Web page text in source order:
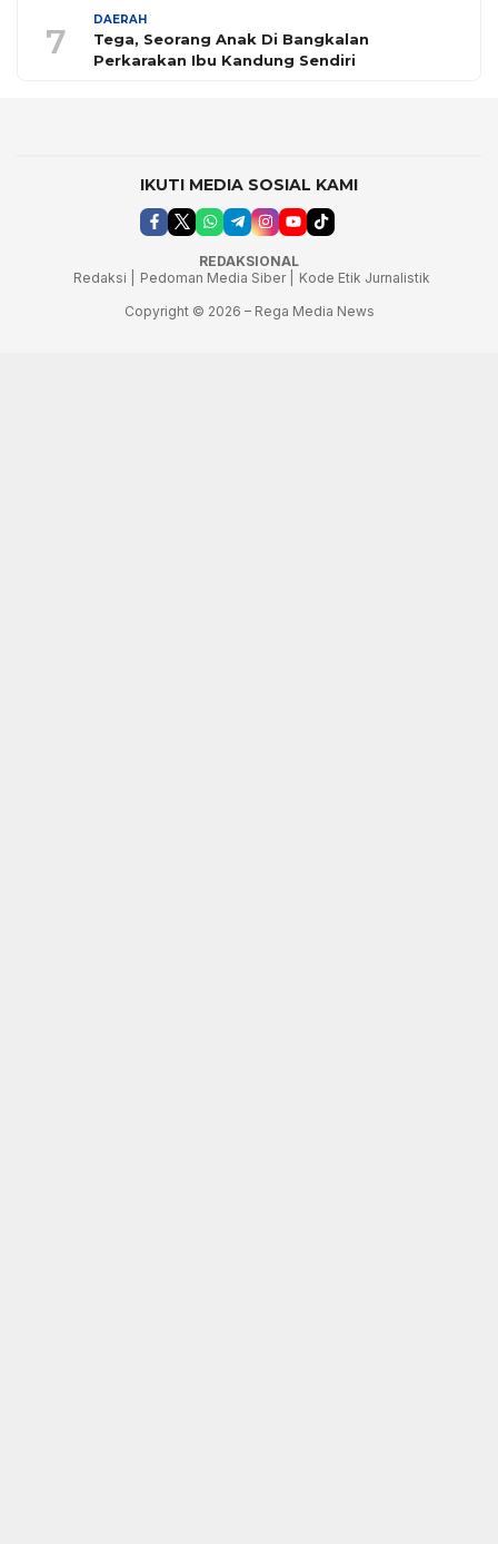
7
DAERAH
Tega, Seorang Anak Di Bangkalan
Perkarakan Ibu Kandung Sendiri
IKUTI MEDIA SOSIAL KAMI
REDAKSIONAL
Redaksi |
Pedoman Media Siber |
Kode Etik Jurnalistik
Copyright © 2026 – Rega Media News